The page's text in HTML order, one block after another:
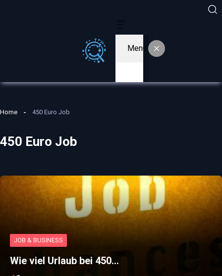
Menu
Home 450 Euro Job
450 Euro Job
JOB & BUSINESS
Wie viel Urlaub bei 450…